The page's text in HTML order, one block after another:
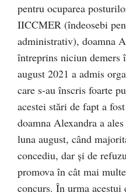
pentru ocuparea
IICCMER (îndeosebi
administrativ), doamna
întreprins niciun demers
august 2021 a admis
care s-au înscris foarte
acestei stări de fapt a
doamna Alexandra a
luna august, când
concediu, dar și de
promova în cât mai
concurs. În urma acestui